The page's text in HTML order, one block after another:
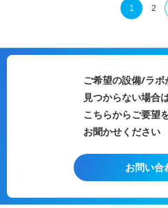
※組織により上記実験ができ
端基情報を得ることがで
高分子材料に含まれる添
などの 前処理で得
し、酸化防止剤などの添加
定量ができます。
1 2
ご希望の設備/ラボ
見つからない場合は
こちらからご要望
お聞かせください
お問い合